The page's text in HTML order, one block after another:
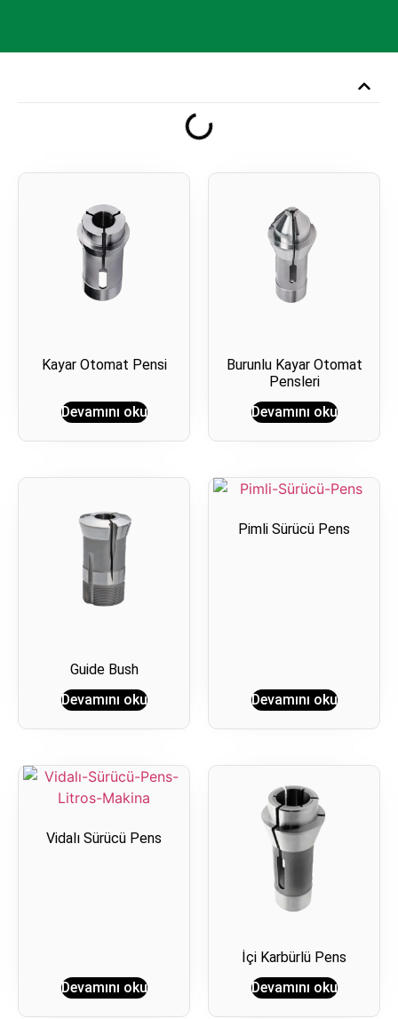
Kayar Otomat Pensi
Devamını oku
Burunlu Kayar Otomat
Pensleri
Devamını oku
Guide Bush
Devamını oku
Pimli Sürücü Pens
Devamını oku
Vidalı Sürücü Pens
Devamını oku
İçi Karbürlü Pens
Devamını oku